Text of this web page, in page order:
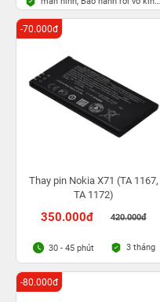
1 lần trong 3 tháng
Thay pin Nokia X71 (TA 1167,
TA 1172)
350.000đ 420.000đ
-70.000đ
30 - 45 phút 3 tháng
-80.000đ